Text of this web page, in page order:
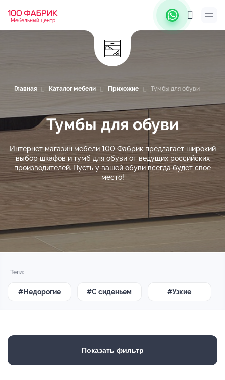
Мебельный центр
Главная Каталог мебели Прихожие Тумбы для обуви
Тумбы для обуви
Интернет магазин мебели 100 Фабрик предлагает широкий
выбор шкафов и тумб для обуви от ведущих российских
производителей. Пусть у вашей обуви всегда будет свое
место!
Теги:
#Недорогие #С сиденьем #Узкие
Показать фильтр